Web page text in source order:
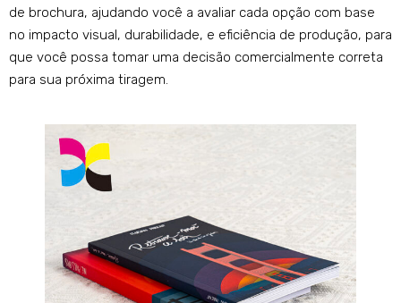
de brochura, ajudando você a avaliar cada opção com base
no impacto visual, durabilidade, e eficiência de produção, para
que você possa tomar uma decisão comercialmente correta
para sua próxima tiragem.